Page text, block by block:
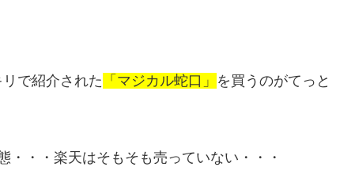
で紹介された 「マジカル蛇口」 を買うのがてっと
・・楽天はそもそも売っていない・・・